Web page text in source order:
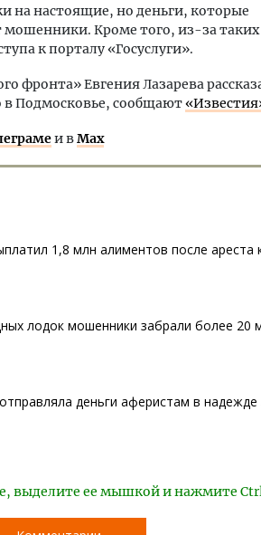
на настоящие, но деньги, которые
Кроме того, из-за таких
к порталу «Госуслуги».
фронта» Евгения Лазарева
в Подмосковье, сообщают
и вMax
1,8 млн алиментов после ареста
лодок мошенники забрали более 20
деньги аферистам в надежде
выделите ее мышкой и нажмите